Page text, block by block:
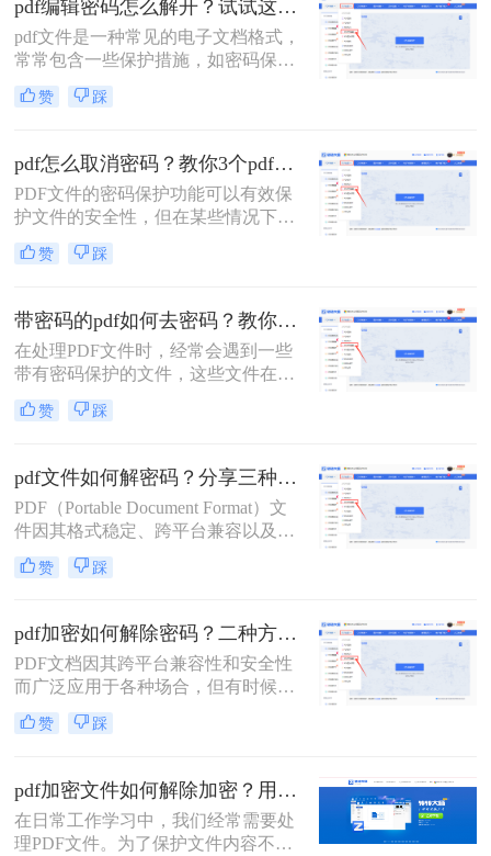
密方法。
pdf编辑密码怎么解开？试试这三种解除方法！
pdf文件是一种常见的电子文档格式，
常常包含一些保护措施，如密码保护
和权限设置。这些保护措施可以确保
只有授权用户才能访问或编辑文件，
而，有时可能需要解除这些保护措施
以便进行更广泛的操作。那么pdf编辑
密码怎么解开​呢？以下是一些常见的
解密方法。
赞 踩
pdf怎么取消密码？教你3个pdf解密方法！
PDF文件的密码保护功能可以有效保
护文件的安全性，但在某些情况下，
您可能需要取消这些密码以便更方便
地访问和编辑文件。那么pdf怎么取消
方法，帮助您轻松取消PDF文件的密
码。
赞 踩
带密码的pdf如何去密码？教你3个pdf解密方法！
在处理PDF文件时，经常会遇到一些
带有密码保护的文件，这些文件在打
开或编辑时需要输入相应的密码。为
了更方便地使用这些文件，去除密码
的pdf如何去密码呢？本文将详细介绍
几种去除带密码PDF文件密码的方
法，帮助用户轻松解决这一问题。
赞 踩
pdf文件如何解密码？分享三种解除密码的方法！
PDF（Portable Document Format）文
件因其格式稳定、跨平台兼容以及保
护内容不被轻易篡改的特性而广泛应
用于各种场合。然而，有时我们可能
码的PDF文件，但忘记了密码或没有
权限的情况。那么pdf文件如何解密码
呢？本文将详细介绍几种方法来解除
PDF文件的编辑密码，以便能够对其
进行编辑。
赞 踩
pdf加密如何解除密码？二种方法帮你轻松搞定！
PDF文档因其跨平台兼容性和安全性
而广泛应用于各种场合，但有时候我
们可能会遇到需要解除PDF加密密码
的情况。那么pdf加密如何解除密码
来解除PDF加密密码。
赞 踩
pdf加密文件如何解除加密？用这3个方法2秒立即解密
在日常工作学习中，我们经常需要处
理PDF文件。为了保护文件内容不被